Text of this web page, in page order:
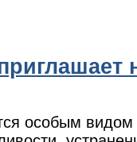
особым